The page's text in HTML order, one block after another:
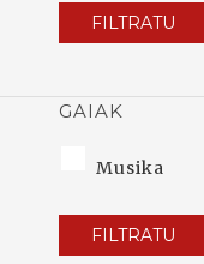
FILTRATU
GAIAK
Musika
FILTRATU